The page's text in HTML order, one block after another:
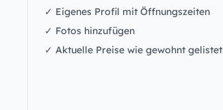
✓ Eigenes Profil mit Öffnungszeiten
✓ Fotos hinzufügen
✓ Aktuelle Preise wie gewohnt gelistet